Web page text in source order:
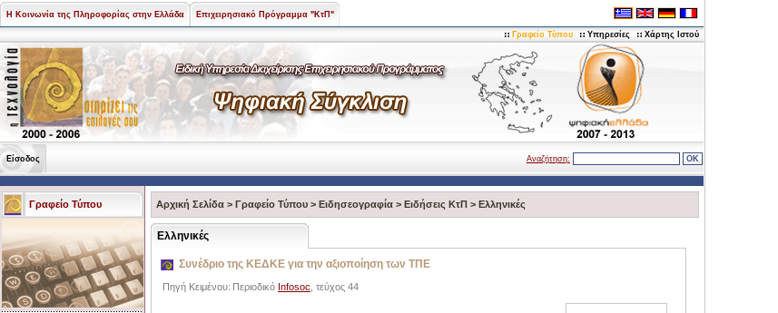
Η Κοινωνία της Πληροφορίας στην Ελλάδα Επιχειρησιακό Πρόγραμμα "ΚτΠ"
Γραφείο Τύπου Υπηρεσίες Χάρτης Ιστού
Είσοδος Αναζήτηση:
Γραφείο Τύπου Αρχική Σελίδα > Γραφείο Τύπου > Ειδησεογραφία > Ειδήσεις ΚτΠ > Ελληνικές
Ελληνικές
Συνέδριο της ΚΕΔΚΕ για την αξιοποίηση των ΤΠΕ
Πηγή Κειμένου: Περιοδικό Infosoc , τεύχος 44